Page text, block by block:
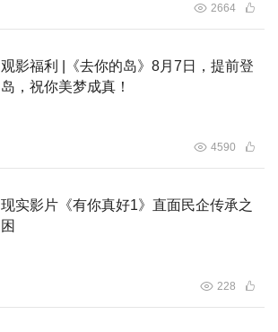
2664
观影福利 |《去你的岛》8月7日，提前登
岛，祝你美梦成真！
4590
现实影片《有你真好1》直面民企传承之
困
228